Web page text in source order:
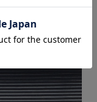
ｒｉｎｏ
SUPER SHOP 松江店
156cm